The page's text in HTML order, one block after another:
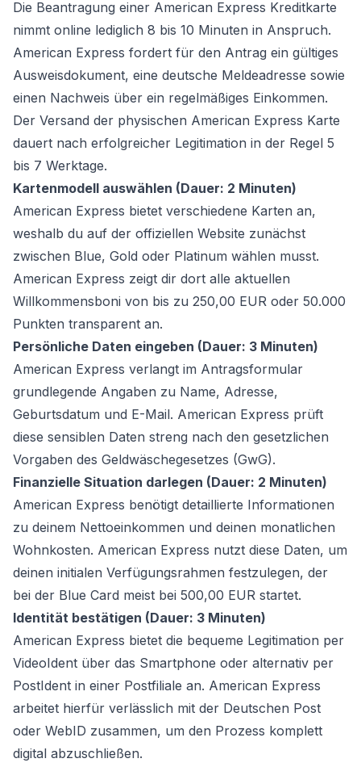
Die Beantragung einer American Express Kreditkarte
nimmt online lediglich 8 bis 10 Minuten in Anspruch.
American Express fordert für den Antrag ein gültiges
Ausweisdokument, eine deutsche Meldeadresse sowie
einen Nachweis über ein regelmäßiges Einkommen.
Der Versand der physischen American Express Karte
dauert nach erfolgreicher Legitimation in der Regel 5
bis 7 Werktage.
Kartenmodell auswählen (Dauer: 2 Minuten)
American Express bietet verschiedene Karten an,
weshalb du auf der offiziellen Website zunächst
zwischen Blue, Gold oder Platinum wählen musst.
American Express zeigt dir dort alle aktuellen
Willkommensboni von bis zu 250,00 EUR oder 50.000
Punkten transparent an.
Persönliche Daten eingeben (Dauer: 3 Minuten)
American Express verlangt im Antragsformular
grundlegende Angaben zu Name, Adresse,
Geburtsdatum und E-Mail. American Express prüft
diese sensiblen Daten streng nach den gesetzlichen
Vorgaben des Geldwäschegesetzes (GwG).
Finanzielle Situation darlegen (Dauer: 2 Minuten)
American Express benötigt detaillierte Informationen
zu deinem Nettoeinkommen und deinen monatlichen
Wohnkosten. American Express nutzt diese Daten, um
deinen initialen Verfügungsrahmen festzulegen, der
bei der Blue Card meist bei 500,00 EUR startet.
Identität bestätigen (Dauer: 3 Minuten)
American Express bietet die bequeme Legitimation per
VideoIdent über das Smartphone oder alternativ per
PostIdent in einer Postfiliale an. American Express
arbeitet hierfür verlässlich mit der Deutschen Post
oder WebID zusammen, um den Prozess komplett
digital abzuschließen.